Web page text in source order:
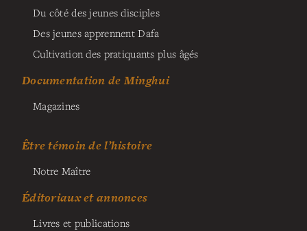
Du côté des jeunes disciples
Des jeunes apprennent Dafa
Cultivation des pratiquants plus âgés
Documentation de Minghui
Magazines
Être témoin de l’histoire
Notre Maître
Éditoriaux et annonces
Livres et publications